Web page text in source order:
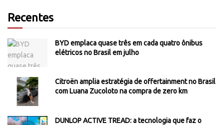
Recentes
BYD emplaca quase três em cada quatro ônibus
elétricos no Brasil em julho
Citroën amplia estratégia de offertainment no Brasil
com Luana Zucoloto na compra de zero km
DUNLOP ACTIVE TREAD: a tecnologia que faz o